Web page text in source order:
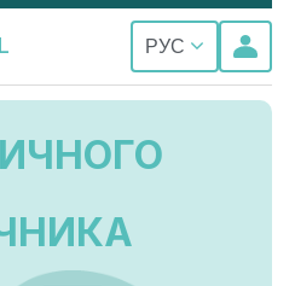
РУС